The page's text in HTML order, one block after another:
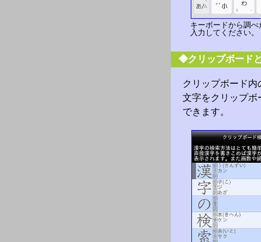
キーボードから調べ
入力してください。
◆クリップボード
クリップボード
文字をクリップボ
できます。